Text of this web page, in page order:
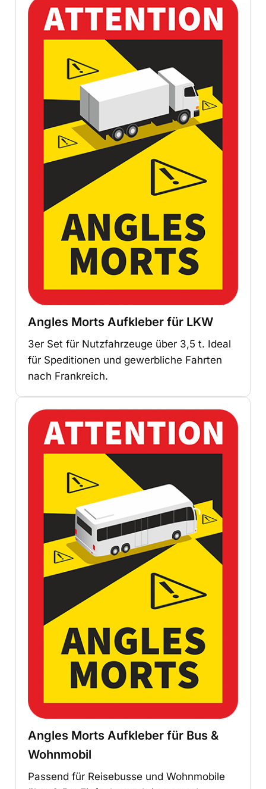
Angles Morts Aufkleber für LKW
3er Set für Nutzfahrzeuge über 3,5 t. Ideal
für Speditionen und gewerbliche Fahrten
nach Frankreich.
Angles Morts Aufkleber für Bus &
Wohnmobil
Passend für Reisebusse und Wohnmobile